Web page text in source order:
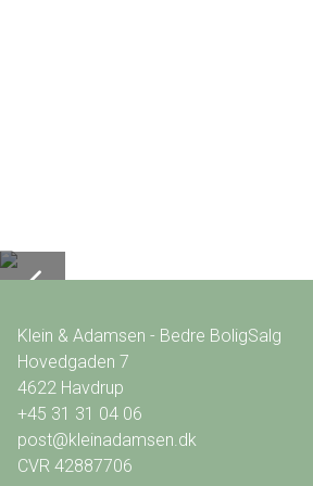
Klein & Adamsen - Bedre BoligSalg
Hovedgaden 7
4622 Havdrup
+45 31 31 04 06
post@kleinadamsen.dk
CVR 42887706